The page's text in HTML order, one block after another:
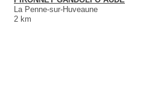
La Penne-sur-Huveaune
2 km